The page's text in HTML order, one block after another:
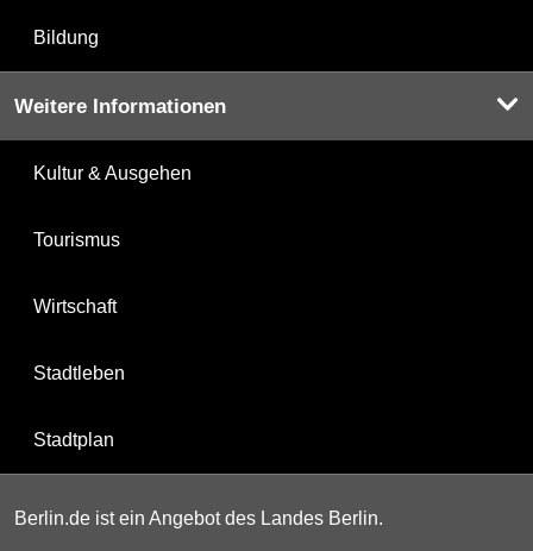
Bildung
Weitere Informationen
Kultur & Ausgehen
Tourismus
Wirtschaft
Stadtleben
Stadtplan
Berlin.de ist ein Angebot des Landes Berlin.